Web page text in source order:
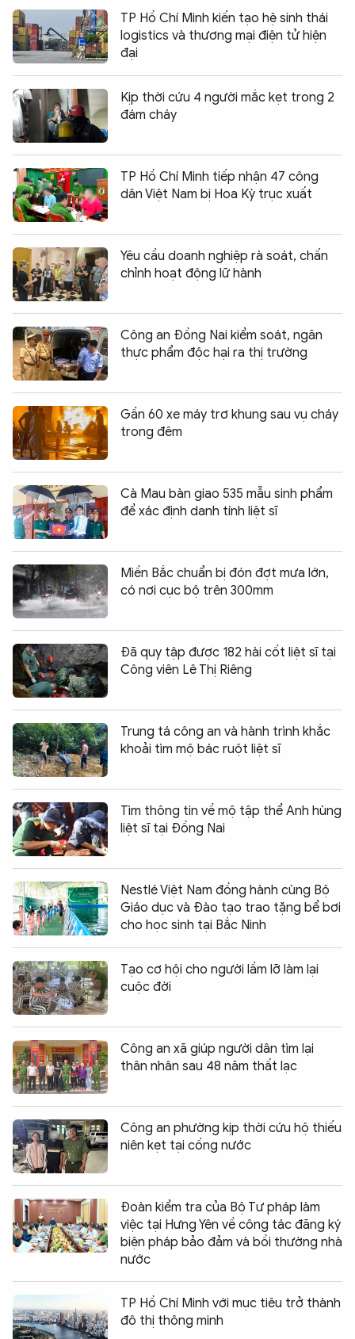
TP Hồ Chí Minh kiến tạo hệ sinh thái
logistics và thương mại điện tử hiện
đại
Kịp thời cứu 4 người mắc kẹt trong 2
đám cháy
TP Hồ Chí Minh tiếp nhận 47 công
dân Việt Nam bị Hoa Kỳ trục xuất
Yêu cầu doanh nghiệp rà soát, chấn
chỉnh hoạt động lữ hành
Công an Đồng Nai kiểm soát, ngăn
thực phẩm độc hại ra thị trường
Gần 60 xe máy trơ khung sau vụ cháy
trong đêm
Cà Mau bàn giao 535 mẫu sinh phẩm
để xác định danh tính liệt sĩ
Miền Bắc chuẩn bị đón đợt mưa lớn,
có nơi cục bộ trên 300mm
Đã quy tập được 182 hài cốt liệt sĩ tại
Công viên Lê Thị Riêng
Trung tá công an và hành trình khắc
khoải tìm mộ bác ruột liệt sĩ
Tìm thông tin về mộ tập thể Anh hùng
liệt sĩ tại Đồng Nai
Nestlé Việt Nam đồng hành cùng Bộ
Giáo dục và Đào tạo trao tặng bể bơi
cho học sinh tại Bắc Ninh
Tạo cơ hội cho người lầm lỡ làm lại
cuộc đời
Công an xã giúp người dân tìm lại
thân nhân sau 48 năm thất lạc
Công an phường kịp thời cứu hộ thiếu
niên kẹt tại cống nước
Đoàn kiểm tra của Bộ Tư pháp làm
việc tại Hưng Yên về công tác đăng ký
biện pháp bảo đảm và bồi thường nhà
nước
TP Hồ Chí Minh với mục tiêu trở thành
đô thị thông minh